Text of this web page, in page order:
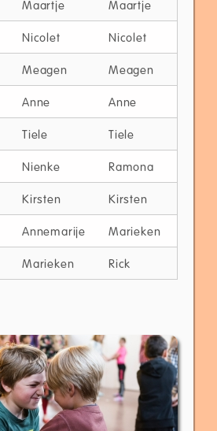
Maartje Maartje
Nicolet Nicolet
Meagen Meagen
Anne Anne
Tiele Tiele
Nienke Ramona
Kirsten Kirsten
Annemarije Marieken
Marieken Rick